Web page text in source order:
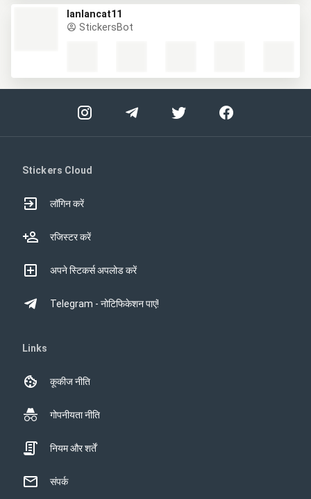
lanlancat11
StickersBot
Stickers Cloud
लॉगिन करें
रजिस्टर करें
अपने स्टिकर्स अपलोड करें
Telegram - नोटिफिकेशन पाएं!
Links
कूकीज नीति
गोपनीयता नीति
नियम और शर्तें
संपर्क